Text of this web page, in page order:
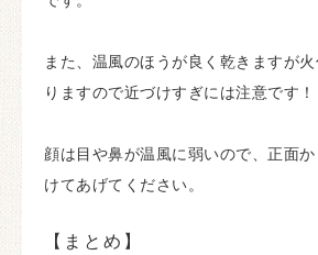
また、温風のほうが良く乾きますが
りますので近づけすぎには注意です！
顔は目や鼻が温風に弱いので、正面
けてあげてください。
【まとめ】